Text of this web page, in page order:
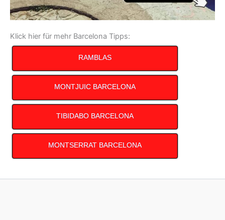
Klick hier für mehr Barcelona Tipps:
RAMBLAS
MONTJUIC BARCELONA
TIBIDABO BARCELONA
MONTSERRAT BARCELONA